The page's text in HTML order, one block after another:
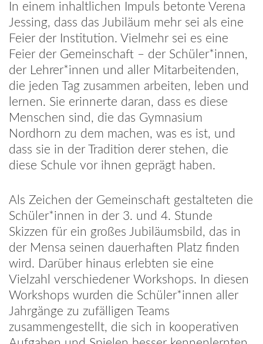
In einem inhaltlichen Impuls betonte Verena
Jessing, dass das Jubiläum mehr sei als eine
Feier der Institution. Vielmehr sei es eine
Feier der Gemeinschaft – der Schüler*innen,
der Lehrer*innen und aller Mitarbeitenden,
die jeden Tag zusammen arbeiten, leben und
lernen. Sie erinnerte daran, dass es diese
Menschen sind, die das Gymnasium
Nordhorn zu dem machen, was es ist, und
dass sie in der Tradition derer stehen, die
diese Schule vor ihnen geprägt haben.
Als Zeichen der Gemeinschaft gestalteten die
Schüler*innen in der 3. und 4. Stunde
Skizzen für ein großes Jubiläumsbild, das in
der Mensa seinen dauerhaften Platz finden
wird. Darüber hinaus erlebten sie eine
Vielzahl verschiedener Workshops. In diesen
Workshops wurden die Schüler*innen aller
Jahrgänge zu zufälligen Teams
zusammengestellt, die sich in kooperativen